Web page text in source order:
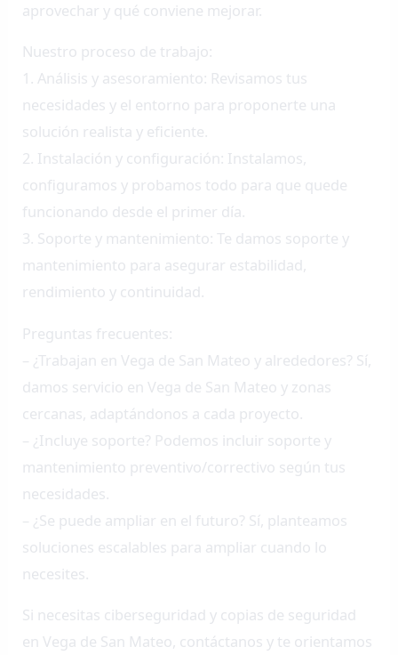
aprovechar y qué conviene mejorar.
Nuestro proceso de trabajo:
1. Análisis y asesoramiento: Revisamos tus
necesidades y el entorno para proponerte una
solución realista y eficiente.
2. Instalación y configuración: Instalamos,
configuramos y probamos todo para que quede
funcionando desde el primer día.
3. Soporte y mantenimiento: Te damos soporte y
mantenimiento para asegurar estabilidad,
rendimiento y continuidad.
Preguntas frecuentes:
– ¿Trabajan en Vega de San Mateo y alrededores? Sí,
damos servicio en Vega de San Mateo y zonas
cercanas, adaptándonos a cada proyecto.
– ¿Incluye soporte? Podemos incluir soporte y
mantenimiento preventivo/correctivo según tus
necesidades.
– ¿Se puede ampliar en el futuro? Sí, planteamos
soluciones escalables para ampliar cuando lo
necesites.
Si necesitas ciberseguridad y copias de seguridad
en Vega de San Mateo, contáctanos y te orientamos